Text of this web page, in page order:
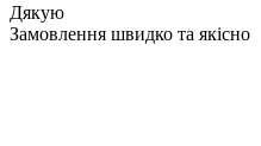
Дякую
Замовлення швидко та якісно